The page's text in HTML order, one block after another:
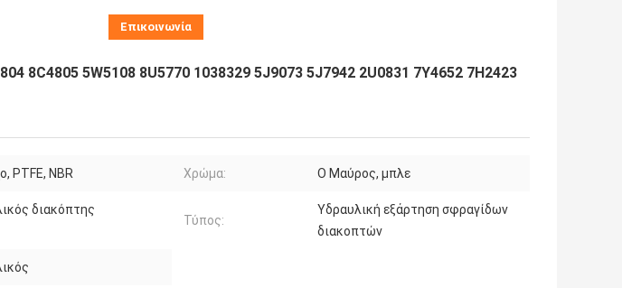
Επικοινωνία
8C4805 5W5108 8U5770 1038329 5J9073 5J7942 2U0831 7Y4652 7H2423
PTFE, NBR Χρώμα: Ο Μαύρος, μπλε
διακόπτης
Τύπος:
Υδραυλική εξάρτηση σφραγίδων
διακοπτών